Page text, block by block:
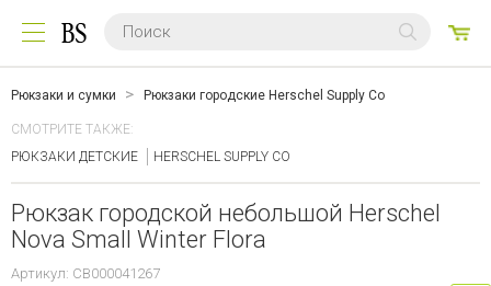
Рюкзаки и сумки Рюкзаки городские Herschel Supply Co
СМОТРИТЕ ТАКЖЕ:
РЮКЗАКИ ДЕТСКИЕ
HERSCHEL SUPPLY CO
Рюкзак городской небольшой Herschel
Nova Small Winter Flora
Артикул: CB000041267